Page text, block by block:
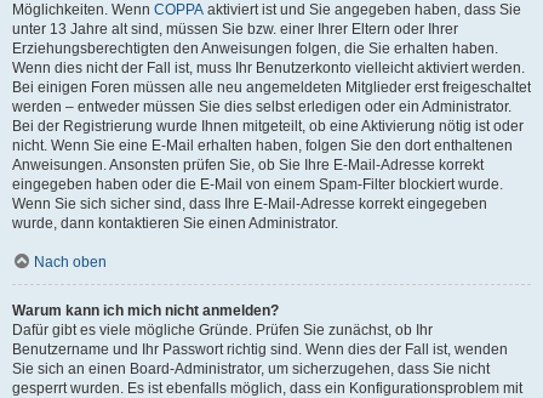
Möglichkeiten. Wenn COPPA aktiviert ist und Sie angegeben haben, dass Sie
unter 13 Jahre alt sind, müssen Sie bzw. einer Ihrer Eltern oder Ihrer
Erziehungsberechtigten den Anweisungen folgen, die Sie erhalten haben.
Wenn dies nicht der Fall ist, muss Ihr Benutzerkonto vielleicht aktiviert werden.
Bei einigen Foren müssen alle neu angemeldeten Mitglieder erst freigeschaltet
werden – entweder müssen Sie dies selbst erledigen oder ein Administrator.
Bei der Registrierung wurde Ihnen mitgeteilt, ob eine Aktivierung nötig ist oder
nicht. Wenn Sie eine E-Mail erhalten haben, folgen Sie den dort enthaltenen
Anweisungen. Ansonsten prüfen Sie, ob Sie Ihre E-Mail-Adresse korrekt
eingegeben haben oder die E-Mail von einem Spam-Filter blockiert wurde.
Wenn Sie sich sicher sind, dass Ihre E-Mail-Adresse korrekt eingegeben
wurde, dann kontaktieren Sie einen Administrator.
Nach oben
Warum kann ich mich nicht anmelden?
Dafür gibt es viele mögliche Gründe. Prüfen Sie zunächst, ob Ihr
Benutzername und Ihr Passwort richtig sind. Wenn dies der Fall ist, wenden
Sie sich an einen Board-Administrator, um sicherzugehen, dass Sie nicht
gesperrt wurden. Es ist ebenfalls möglich, dass ein Konfigurationsproblem mit